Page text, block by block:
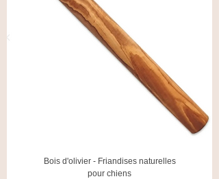
Bois d'olivier - Friandises naturelles
pour chiens